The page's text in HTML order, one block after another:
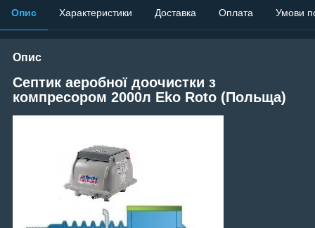
Опис Характеристики Доставка Оплата Умови
Опис
Септик аеробної доочистки з
компресором 2000л Eko Roto (Польща)